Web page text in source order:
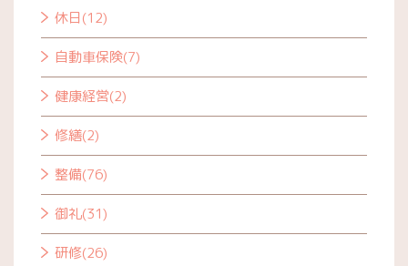
休日(12)
自動車保険(7)
健康経営(2)
修繕(2)
整備(76)
御礼(31)
研修(26)